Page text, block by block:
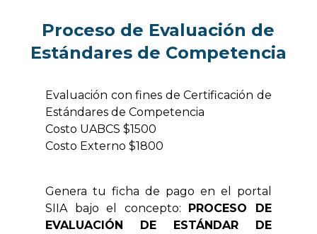
Proceso de Evaluación de
Estándares de Competencia
Evaluación con fines de Certificación de
Estándares de Competencia
Costo UABCS $1500
Costo Externo $1800
Genera tu ficha de pago en el portal
SIIA bajo el concepto:
PROCESO DE
EVALUACIÓN DE ESTÁNDAR DE